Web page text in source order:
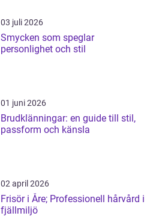
03 juli 2026
Smycken som speglar
personlighet och stil
01 juni 2026
Brudklänningar: en guide till stil,
passform och känsla
02 april 2026
Frisör i Åre; Professionell hårvård i
fjällmiljö